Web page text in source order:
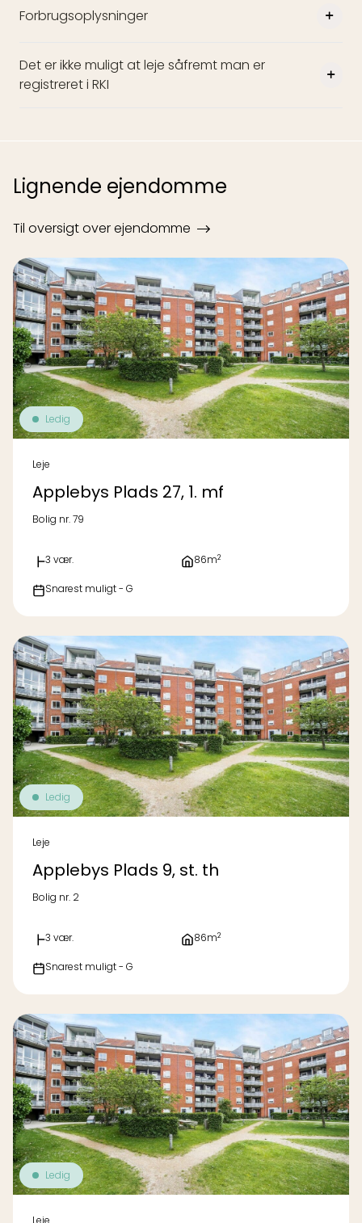
Forbrugsoplysninger
Det er ikke muligt at leje såfremt man er
registreret i RKI
Lignende ejendomme
Til oversigt over ejendomme
Ledig
Leje
Applebys Plads 27, 1. mf
Bolig nr. 79
3 vær. 86m2
Snarest muligt - G
Ledig
Leje
Applebys Plads 9, st. th
Bolig nr. 2
3 vær. 86m2
Snarest muligt - G
Ledig
Leje